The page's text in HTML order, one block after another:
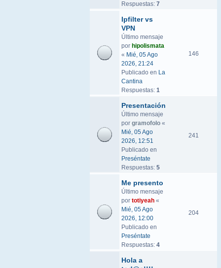
Respuestas: 7
Ipfilter vs
VPN
Último mensaje
por hipolismata
« Mié, 05 Ago
2026, 21:24
Publicado en La
Cantina
Respuestas: 1
146
Presentación
Último mensaje
por gramofolo «
Mié, 05 Ago
2026, 12:51
Publicado en
Preséntate
Respuestas: 5
241
Me presento
Último mensaje
por totiyeah «
Mié, 05 Ago
2026, 12:00
Publicado en
Preséntate
Respuestas: 4
204
Hola a